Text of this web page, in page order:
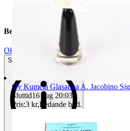
Beskrivning
Okej använt skick
Synliga tecken på slitage
Oy Kumela Glasanka A. Jacobino
Sluttid16 aug 20:03.
Pris:3 kr,Ledande bud.